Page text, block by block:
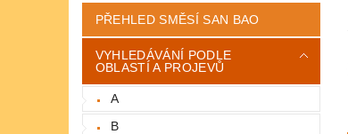
PŘEHLED SMĚSÍ SAN BAO
VYHLEDÁVÁNÍ PODLE
OBLASTÍ A PROJEVŮ
A
B